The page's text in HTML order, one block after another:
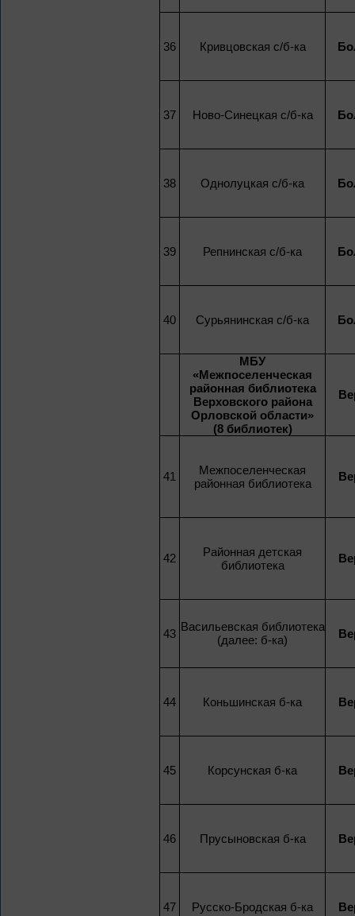
36 Кривцовская с/б-ка
37 Ново-Синецкая с/б-ка
38 Однолуцкая с/б-ка
39 Репнинская с/б-ка
40 Сурьянинская с/б-ка
МБУ
«Межпоселенческая
районная библиотека
Верховского района
Орловской области»
(8 библиотек)
41
Межпоселенческая
районная библиотека
42
Районная детская
библиотека
43
Васильевская библиотека
(далее: б-ка)
44 Коньшинская б-ка
45 Корсунская б-ка
46 Прусыновская б-ка
47 Русско-Бродская б-ка